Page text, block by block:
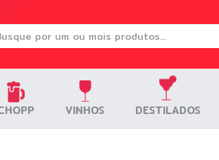
VINHOS DESTILADOS
VINHOS DESTILADOS